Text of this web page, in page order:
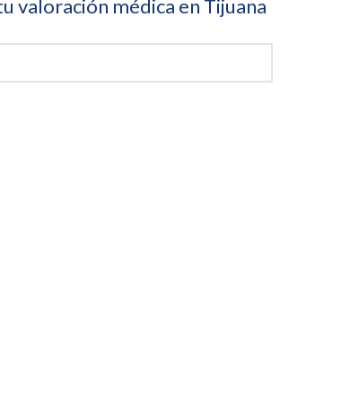
valoración médica en Tijuana